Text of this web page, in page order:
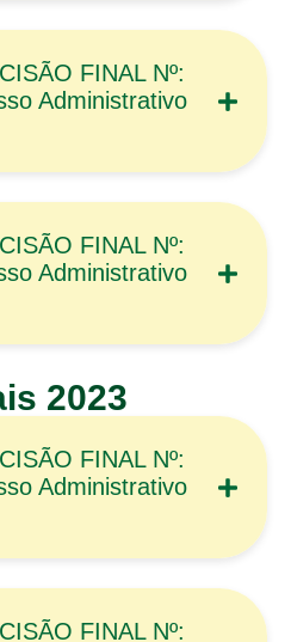
FINAL Nº:
Administrativo
FINAL Nº:
Administrativo
2023
FINAL Nº:
Administrativo
FINAL Nº: